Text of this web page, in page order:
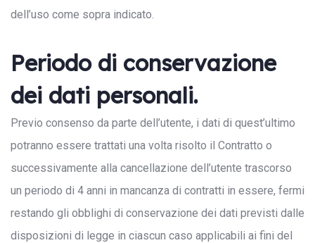
dell’uso come sopra indicato.
Periodo di conservazione
dei dati personali.
Previo consenso da parte dell’utente, i dati di quest’ultimo
potranno essere trattati una volta risolto il Contratto o
successivamente alla cancellazione dell’utente trascorso
un periodo di 4 anni in mancanza di contratti in essere, fermi
restando gli obblighi di conservazione dei dati previsti dalle
disposizioni di legge in ciascun caso applicabili ai fini del